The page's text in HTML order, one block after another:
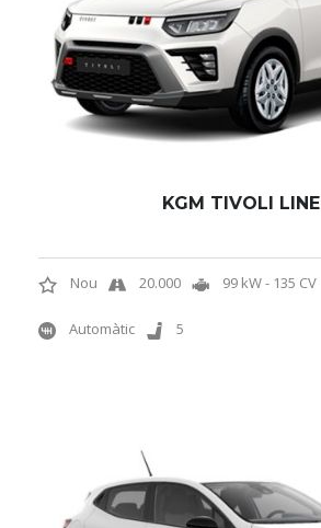
KGM TIVOLI LINE
Nou 20.000 99 kW - 135 CV
Automàtic 5